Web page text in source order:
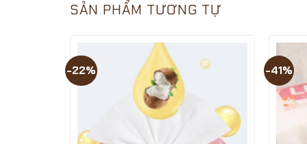
SẢN PHẨM TƯƠNG TỰ
-22% -41%